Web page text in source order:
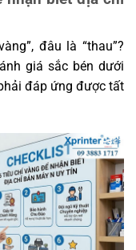
đâu là “thau”?
giá sắc bén dưới
đáp ứng được tất